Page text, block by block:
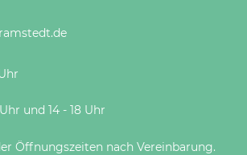
14 - 18 Uhr
Öffnungszeiten nach Vereinbarung.